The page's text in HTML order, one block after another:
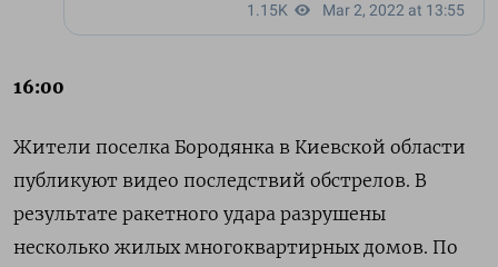
16:00
Жители поселка Бородянка в Киевской области
публикуют видео последствий обстрелов. В
результате ракетного удара разрушены
несколько жилых многоквартирных домов. По